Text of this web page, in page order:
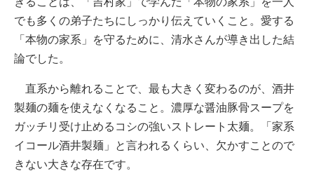
でも多くの弟子たちにしっかり伝えていくこと。愛する
「本物の家系」を守るために、清水さんが導き出した結
論でした。
直系から離れることで、最も大きく変わるのが、酒井
製麺の麺を使えなくなること。濃厚な醤油豚骨スープを
ガッチリ受け止めるコシの強いストレート太麺。「家系
イコール酒井製麺」と言われるくらい、欠かすことので
きない大きな存在です。